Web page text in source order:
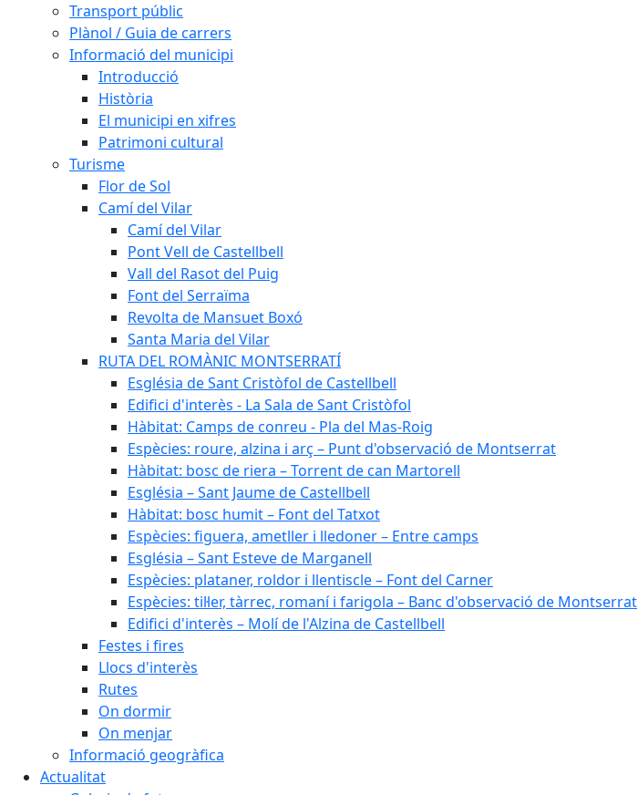
Transport públic
Plànol / Guia de carrers
Informació del municipi
Introducció
Història
El municipi en xifres
Patrimoni cultural
Turisme
Flor de Sol
Camí del Vilar
Camí del Vilar
Pont Vell de Castellbell
Vall del Rasot del Puig
Font del Serraïma
Revolta de Mansuet Boxó
Santa Maria del Vilar
RUTA DEL ROMÀNIC MONTSERRATÍ
Església de Sant Cristòfol de Castellbell
Edifici d'interès - La Sala de Sant Cristòfol
Hàbitat: Camps de conreu - Pla del Mas-Roig
Espècies: roure, alzina i arç – Punt d'observació de Montserrat
Hàbitat: bosc de riera – Torrent de can Martorell
Església – Sant Jaume de Castellbell
Hàbitat: bosc humit – Font del Tatxot
Espècies: figuera, ametller i lledoner – Entre camps
Església – Sant Esteve de Marganell
Espècies: plataner, roldor i llentiscle – Font del Carner
Espècies: til·ler, tàrrec, romaní i farigola – Banc d'observació de Montserrat
Edifici d'interès – Molí de l'Alzina de Castellbell
Festes i fires
Llocs d'interès
Rutes
On dormir
On menjar
Informació geogràfica
Actualitat